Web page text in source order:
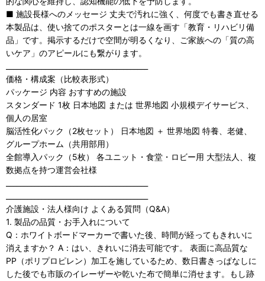
■ 施設長様へのメッセージ 丈夫で汚れに強く、何度でも書き直せる
本製品は、使い捨てのポスターとは一線を画す「教育・リハビリ備
品」です。掲示するだけで空間が明るくなり、ご家族への「質の高
いケア」のアピールにも繋がります。
価格・構成案（比較表形式）
パッケージ 内容 おすすめの施設
スタンダード 1枚 日本地図 または 世界地図 小規模デイサービス、
個人の居室
脳活性化パック（2枚セット） 日本地図 ＋ 世界地図 特養、老健、
グループホーム（共用部用）
全館導入パック（5枚） 各ユニット・食堂・ロビー用 大型法人、複
数拠点を持つ運営会社様
介護施設・法人様向け よくある質問（Q&A）
1. 製品の品質・お手入れについて
Q：ホワイトボードマーカーで書いた後、時間が経ってもきれいに
消えますか？ A：はい、きれいに消去可能です。 表面に高品質な
PP（ポリプロピレン）加工を施しているため、数日書きっぱなしに
した後でも市販のイレーザーや乾いた布で簡単に消せます。もし跡